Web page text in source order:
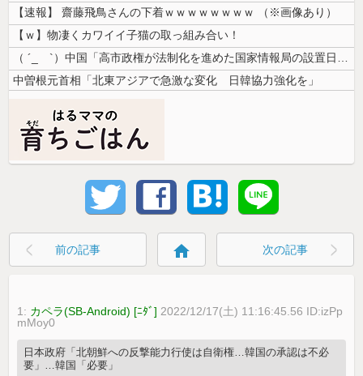
【速報】 齋藤飛鳥さんの下着ｗｗｗｗｗｗｗｗ （※画像あり）
【ｗ】物凄くカワイイ子猫の取っ組み合い！
（ ´_ゝ`）中国「高市政権が法制化を進めた国家情報局の設置日が7月3...
中曽根元首相「北東アジアで急激な変化 日韓協力強化を」
前の記事 home 次の記事
1: カペラ(SB-Android) [ﾆﾀﾞ] 2022/12/17(土) 11:16:45.56 ID:izPp
mMoy0
日本政府「北朝鮮への反撃能力行使は自衛権…韓国の承認は不必
要」…韓国「必要」